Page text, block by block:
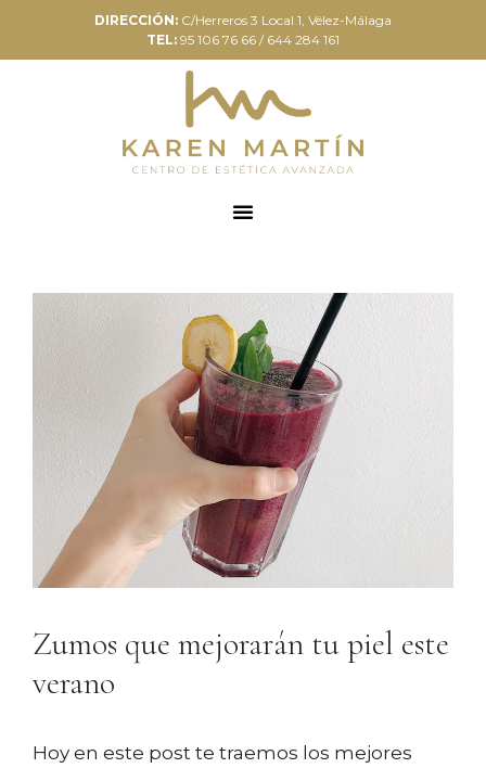
DIRECCIÓN: C/Herreros 3 Local 1, Vélez-Málaga
TEL: 95 106 76 66 / 644 284 161
Zumos que mejorarán tu piel este
verano
Hoy en este post te traemos los mejores